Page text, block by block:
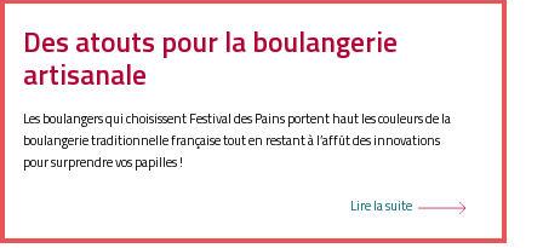
Des atouts pour la boulangerie
artisanale
Les boulangers qui choisissent Festival des Pains portent haut les couleurs de la
boulangerie traditionnelle française tout en restant à l’affût des innovations
pour surprendre vos papilles !
Lire la suite